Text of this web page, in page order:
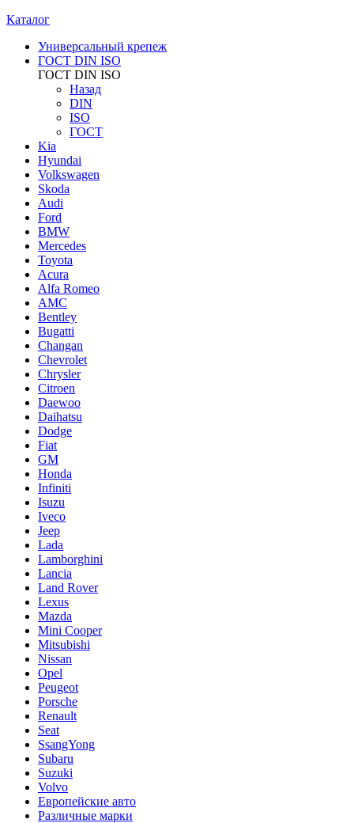
Каталог
Универсальный крепеж
ГОСТ DIN ISO
ГОСТ DIN ISO
Назад
DIN
ISO
ГОСТ
Kia
Hyundai
Volkswagen
Skoda
Audi
Ford
BMW
Mercedes
Toyota
Acura
Alfa Romeo
AMC
Bentley
Bugatti
Changan
Chevrolet
Chrysler
Citroen
Daewoo
Daihatsu
Dodge
Fiat
GM
Honda
Infiniti
Isuzu
Iveco
Jeep
Lada
Lamborghini
Lancia
Land Rover
Lexus
Mazda
Mini Cooper
Mitsubishi
Nissan
Opel
Peugeot
Porsche
Renault
Seat
SsangYong
Subaru
Suzuki
Volvo
Европейские авто
Различные марки